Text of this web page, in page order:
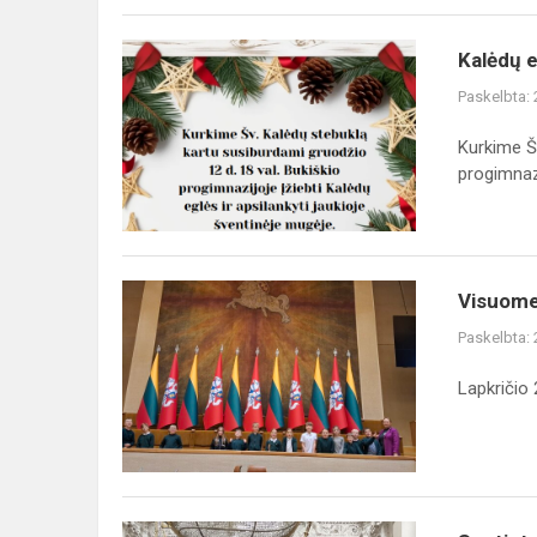
Kalėdų
eglės
įžiebimo
šventė!
Kalėdų
Paskelbta:
Kurkime
Visuomeninio
ugdymo
pamoka
Lietuvos
Respublikos
Seime
Paskelbta:
Lapkričio